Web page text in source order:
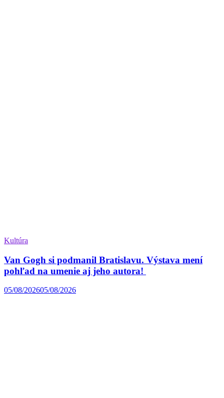
Kultúra
Van Gogh si podmanil Bratislavu. Výstava mení
pohľad na umenie aj jeho autora!
05/08/202605/08/2026